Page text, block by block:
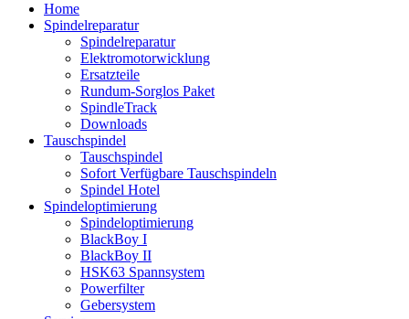
Home
Spindelreparatur
Spindelreparatur
Elektromotorwicklung
Ersatzteile
Rundum-Sorglos Paket
SpindleTrack
Downloads
Tauschspindel
Tauschspindel
Sofort Verfügbare Tauschspindeln
Spindel Hotel
Spindeloptimierung
Spindeloptimierung
BlackBoy I
BlackBoy II
HSK63 Spannsystem
Powerfilter
Gebersystem